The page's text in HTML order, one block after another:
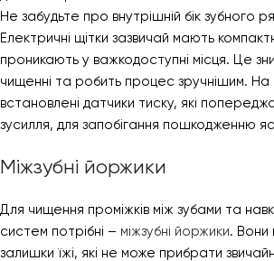
Не забудьте про внутрішній бік зубного
Електричні щітки зазвичай мають
проникають у важкодоступні місця. Це
чищенні та робить процес зручнішим. На
встановлені датчики тиску, які
зусилля, для запобігання пошкодженню
Міжзубні йоржики
Для чищення проміжків між зубами та
систем потрібні – міжзубні йоржики. Вони
залишки їжі, які не може прибрати